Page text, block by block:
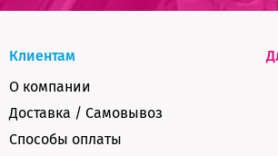
Клиентам
О компании
Доставка / Самовывоз
Способы оплаты